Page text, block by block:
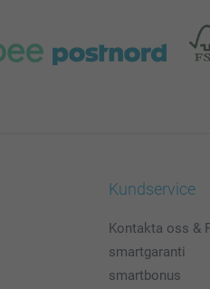
Kundservice
Kontakta oss &
smartgaranti
smartbonus